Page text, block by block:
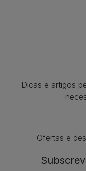
Dicas e artigos
Ofertas e